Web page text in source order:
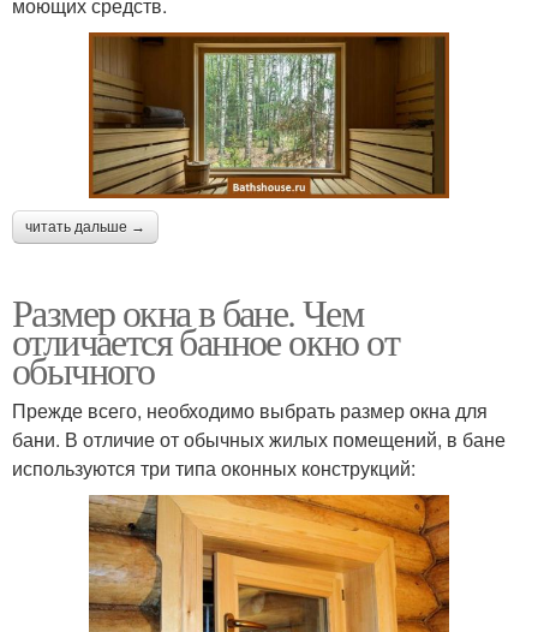
читать дальше →
Размер окна в бане. Чем
отличается банное окно от
обычного
Прежде всего, необходимо выбрать размер окна для
бани. В отличие от обычных жилых помещений, в бане
используются три типа оконных конструкций: